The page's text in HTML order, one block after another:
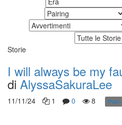
Storie
I will always be my
di AlyssaSakuraLee
11/11/24 1 0 8